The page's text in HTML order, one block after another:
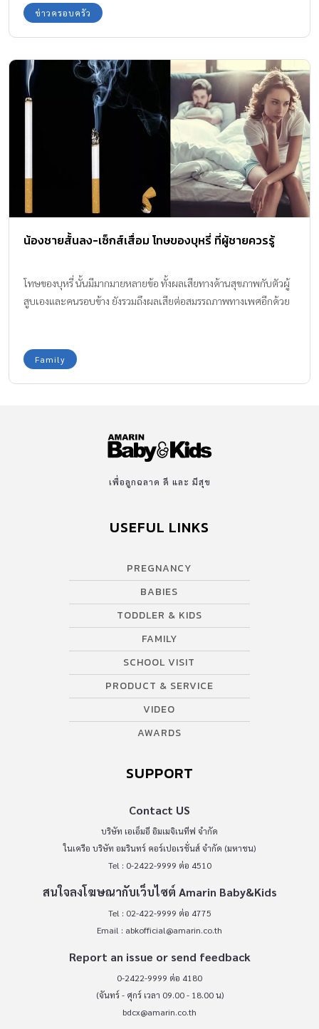
พ.ศ.2558 หนูน้อยเจล์นฝาแฝดคนแรกก็ถือกำเนิด ก่อนที่อีก 2 นาที
ต่อมา หลุยซ์ ฝาแฝดคนน้องจะคลอดออกมาเมื่อเข้าสู่ปี 2559 ไป
ข่าวครอบครัว
น้องชายสั้นลง-เซ็กส์เสื่อม โทษของบุหรี่ ที่ผู้ชายควรรู้
โทษของบุหรี่ นั้นมีมากมายหลายข้อ ทั้งผลเสียทางด้านสุขภาพกับตัวผู้
สูบเองและคนรอบข้าง ยังรวมถึงผลเสียต่อสมรรถภาพทางเพศอีกด้วย
Family
เพื่อลูกฉลาด ดี และ มีสุข
USEFUL LINKS
PREGNANCY
BABIES
TODDLER & KIDS
FAMILY
SCHOOL VISIT
PRODUCT & SERVICE
VIDEO
AWARDS
SUPPORT
Contact US
บริษัท เอเอ็มอี อิมเมจิเนทีฟ จำกัด
ในเครือ บริษัท อมรินทร์ คอร์เปอเรชั่นส์ จำกัด (มหาชน)
Tel : 0-2422-9999 ต่อ 4510
สนใจลงโฆษณากับเว็บไซต์ Amarin Baby&Kids
Tel : 02-422-9999 ต่อ 4775
Email : abkofficial@amarin.co.th
Report an issue or send feedback
0-2422-9999 ต่อ 4180
(จันทร์ - ศุกร์ เวลา 09.00 - 18.00 น)
bdcx@amarin.co.th